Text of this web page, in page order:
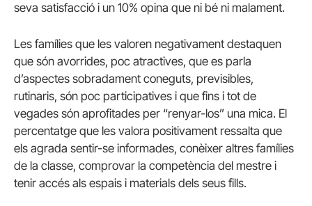
seva satisfacció i un 10% opina que ni bé ni malament.
Les famílies que les valoren negativament destaquen
que són avorrides, poc atractives, que es parla
d’aspectes sobradament coneguts, previsibles,
rutinaris, són poc participatives i que fins i tot de
vegades són aprofitades per “renyar-los” una mica. El
percentatge que les valora positivament ressalta que
els agrada sentir-se informades, conèixer altres famílies
de la classe, comprovar la competència del mestre i
tenir accés als espais i materials dels seus fills.